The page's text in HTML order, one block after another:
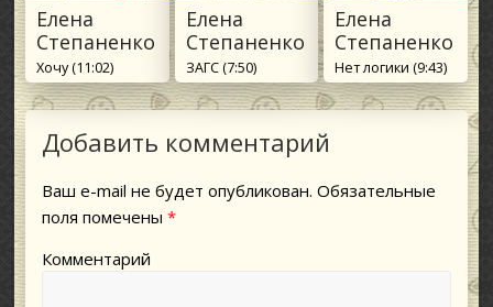
Елена
Степаненко
Хочу (11:02)
Елена
Степаненко
ЗАГС (7:50)
Елена
Степаненко
Нет логики (9:43)
Добавить комментарий
Ваш e-mail не будет опубликован. Обязательные
поля помечены*
Комментарий